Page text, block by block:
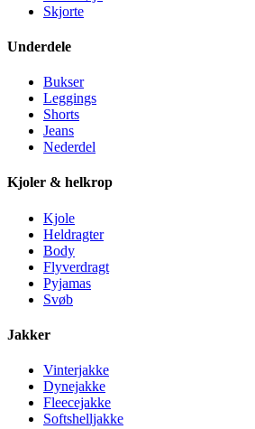
Skjorte
Underdele
Bukser
Leggings
Shorts
Jeans
Nederdel
Kjoler & helkrop
Kjole
Heldragter
Body
Flyverdragt
Pyjamas
Svøb
Jakker
Vinterjakke
Dynejakke
Fleecejakke
Softshelljakke